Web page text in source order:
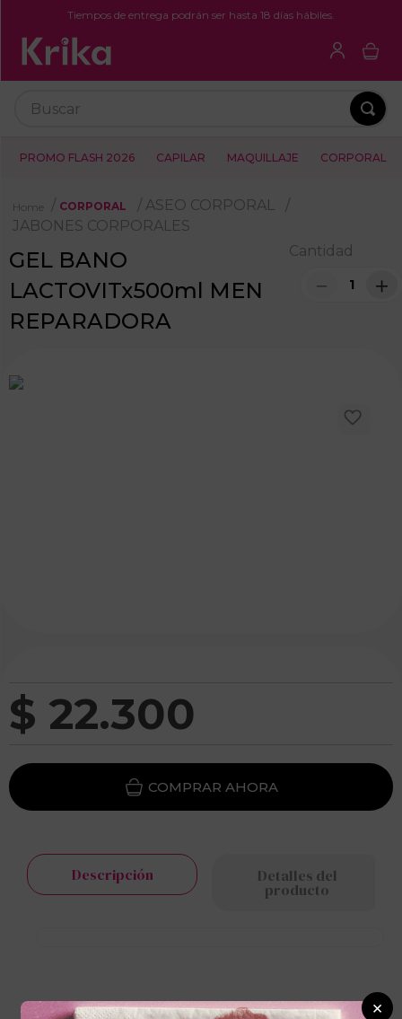
Tiempos de entrega podrán ser hasta 18 días hábiles.
PROMO FLASH 2026 CAPILAR MAQUILLAJE CORPORAL
CORPORAL
ASEO CORPORAL
JABONES CORPORALES
GEL BANO
LACTOVITx500ml MEN
REPARADORA
Cantidad
＋
－
$ 22.300
Descripción Detalles del
producto
×